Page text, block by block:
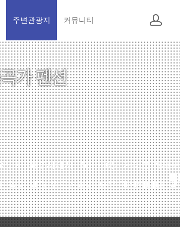
주변관광지 커뮤니티
시, 파주시에서 15분~40분 거리로 가까운
엠티(MT), 워크샵하기 좋은 펜션입니다.